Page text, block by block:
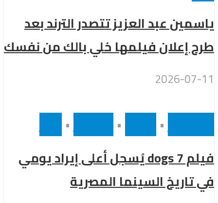
ياسمين عبد العزيز تتصدر الترند بعد
طرح إعلان فيلمها خلي بالك من نفسك
2026-07-11
•
•
•
فيلم 7 dogs يُسجل أعلى إيراد يومي
في تاريخ السينما المصرية